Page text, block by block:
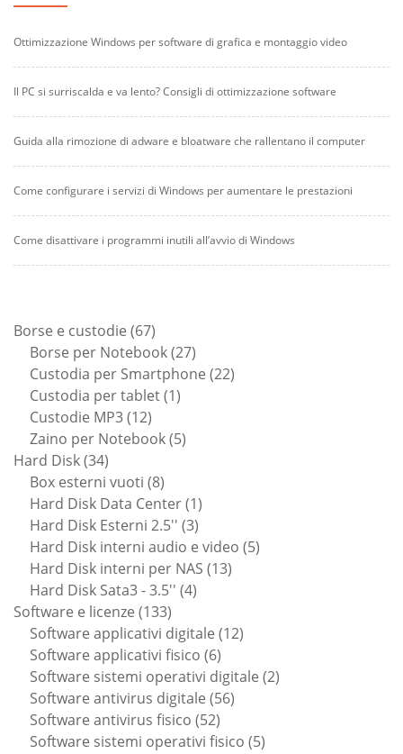
Ottimizzazione Windows per software di grafica e montaggio video
Il PC si surriscalda e va lento? Consigli di ottimizzazione software
Guida alla rimozione di adware e bloatware che rallentano il computer
Come configurare i servizi di Windows per aumentare le prestazioni
Come disattivare i programmi inutili all’avvio di Windows
Borse e custodie 6767
prodotti
Borse per Notebook 2727
prodotti
Custodia per Smartphone 2222
Custodia per tablet 11
Custodie MP3 1212
prodotti
Zaino per Notebook 55
Hard Disk 3434
prodotti
Box esterni vuoti 88
prodotti
Hard Disk Data Center 11
prodotto
Hard Disk Esterni 2.5'' 33
prodotti
Hard Disk interni audio e video 55
Hard Disk interni per NAS 1313
Hard Disk Sata3 - 3.5'' 44
Software e licenze 133133
prodotti
Software applicativi digitale 1212
Software applicativi fisico 66
prodotti
Software sistemi operativi digitale 22
Software antivirus digitale 5656
Software antivirus fisico 5252
prodotti
Software sistemi operativi fisico 55